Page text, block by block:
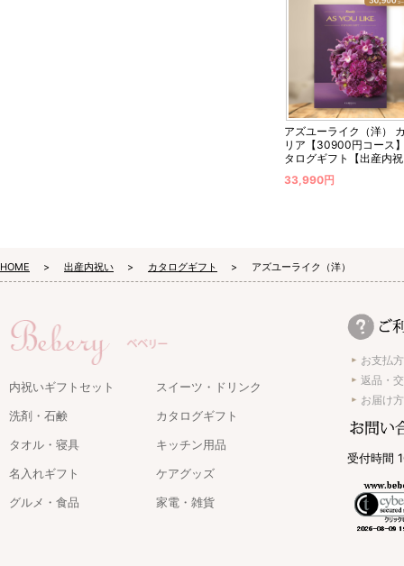
アズユーライク（洋）
リア【30900円コース
タログギフト【出産内
33,990円
HOME 出産内祝い カタログギフト アズユーライク（洋）
内祝いギフトセット
スイーツ・ドリンク
洗剤・石鹸
カタログギフト
タオル・寝具
キッチン用品
名入れギフト
ケアグッズ
グルメ・食品
家電・雑貨
お支払
返品・
お届け
受付時間